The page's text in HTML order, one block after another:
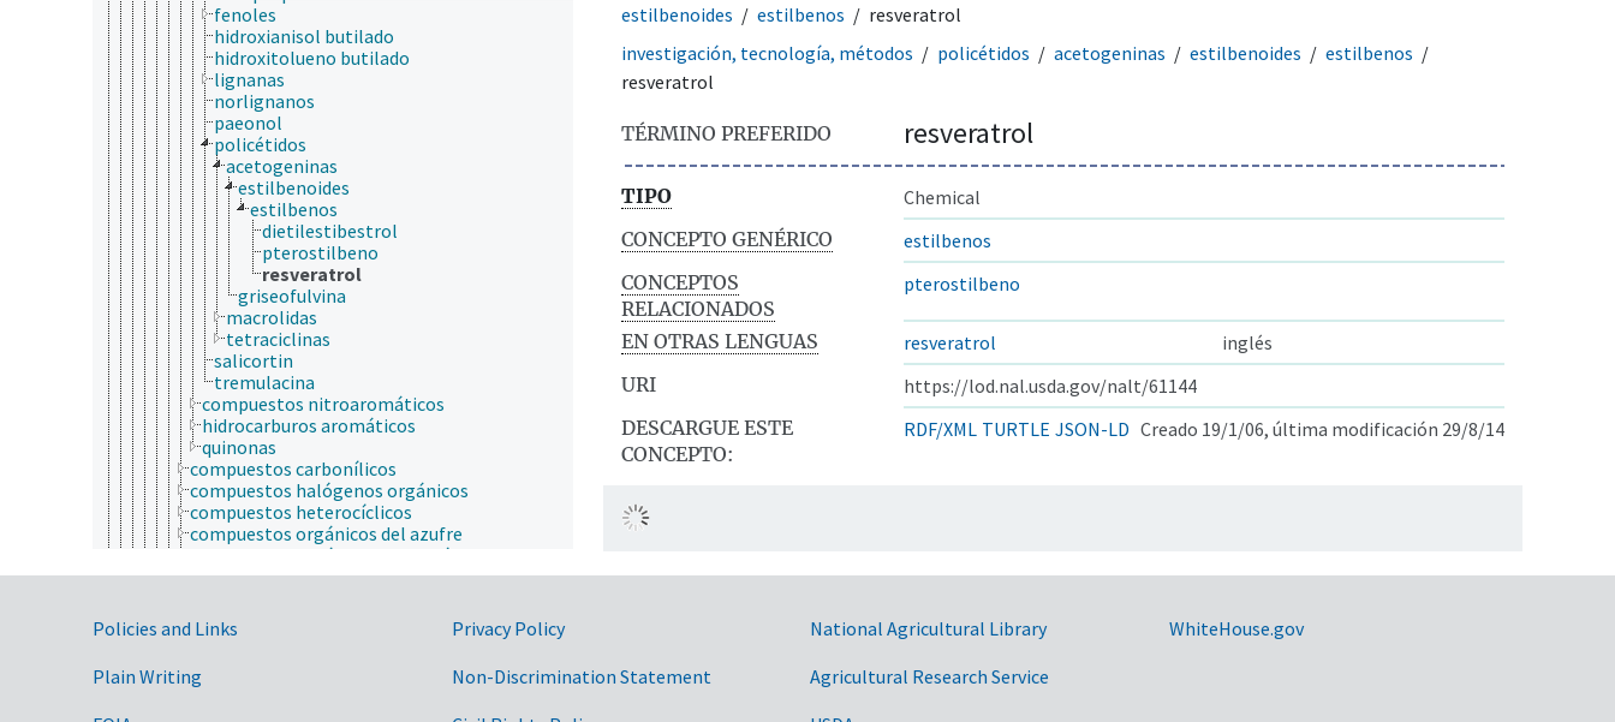
fenoles
hidroxianisol butilado
hidroxitolueno butilado
lignanas
norlignanos
paeonol
policétidos
acetogeninas
estilbenoides
estilbenos
dietilestibestrol
pterostilbeno
resveratrol
griseofulvina
macrolidas
tetraciclinas
salicortin
tremulacina
compuestos nitroaromáticos
hidrocarburos aromáticos
quinonas
compuestos carbonílicos
compuestos halógenos orgánicos
compuestos heterocíclicos
compuestos orgánicos del azufre
compuestos orgánicos del nitrógeno
compuestos organofosforados
compuestos organosilícicos
ésteres
éteres
estilbenoides
estilbenos
resveratrol
investigación, tecnología, métodos
policétidos acetogeninas estilbenoides
estilbenos
resveratrol
TÉRMINO PREFERIDO resveratrol
TIPO
Chemical
CONCEPTO GENÉRICO
estilbenos
CONCEPTOS
RELACIONADOS
pterostilbeno
EN OTRAS LENGUAS resveratrol
inglés
URI
https://lod.nal.usda.gov/nalt/61144
DESCARGUE ESTE
CONCEPTO:
RDF/XML TURTLE JSON-LD Creado 19/1/06, última modificación 29/8/14
Government Links
Policies and Links
Plain Writing
Privacy Policy
Non-Discrimination Statement
National Agricultural Library
Agricultural Research Service
WhiteHouse.gov